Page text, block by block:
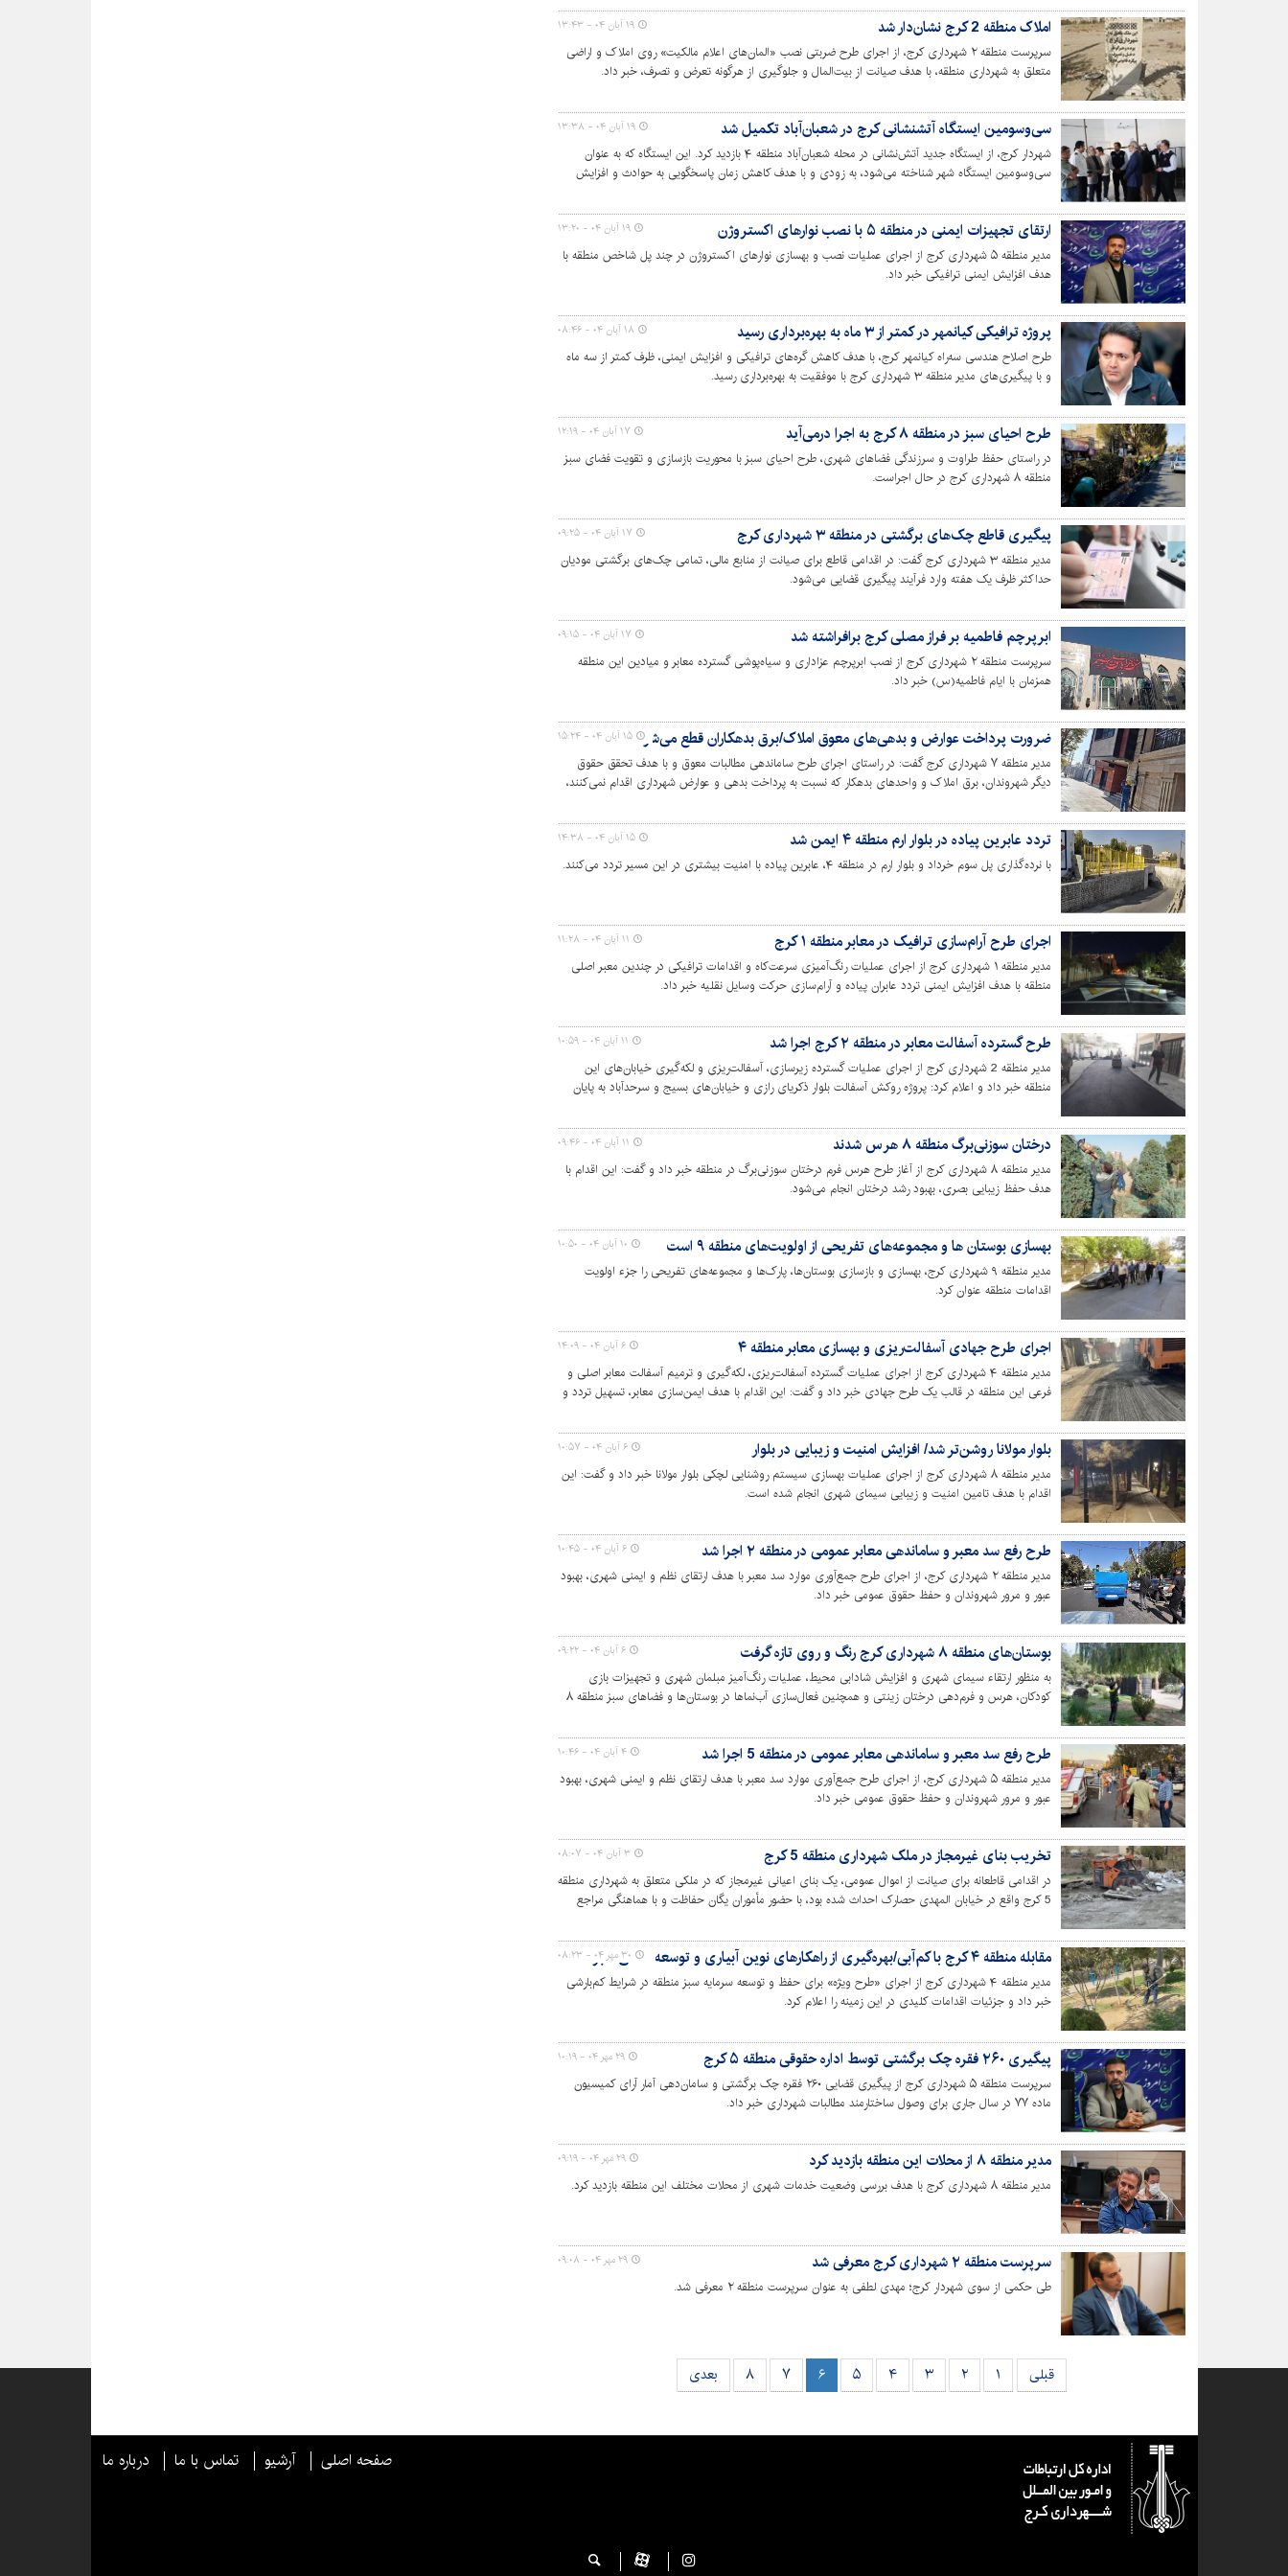
املاک منطقه 2 کرج نشان‌دار شد
سرپرست منطقه ۲ شهرداری کرج، از اجرای طرح ضربتی نصب «المان‌های اعلام مالکیت» روی املاک و اراضی
متعلق به شهرداری منطقه، با هدف صیانت از بیت‌المال و جلوگیری از هرگونه تعرض و تصرف، خبر داد.
۱۹ آبان ۰۴ - ۱۳:۴۳
سی‌وسومین ایستگاه آتشنشانی کرج در شعبان‌آباد تکمیل شد
شهردار کرج، از ایستگاه جدید آتش‌نشانی در محله شعبان‌آباد منطقه ۴ بازدید کرد. این ایستگاه که به عنوان
سی‌وسومین ایستگاه شهر شناخته می‌شود، به زودی و با هدف کاهش زمان پاسخگویی به حوادث و افزایش
۱۹ آبان ۰۴ - ۱۳:۳۸
ارتقای تجهیزات ایمنی در منطقه ۵ با نصب نوارهای اکستروژن
مدیر منطقه ۵ شهرداری کرج از اجرای عملیات نصب و بهسازی نوارهای اکستروژن در چند پل شاخص منطقه با
هدف افزایش ایمنی ترافیکی خبر داد.
۱۹ آبان ۰۴ - ۱۳:۲۰
پروژه ترافیکی کیانمهر در کمتر از ۳ ماه به بهره‌برداری رسید
طرح اصلاح هندسی سه‌راه کیانمهر کرج، با هدف کاهش گره‌های ترافیکی و افزایش ایمنی، ظرف کمتر از سه ماه
و با پیگیری‌های مدیر منطقه ۳ شهرداری کرج با موفقیت به بهره‌برداری رسید.
۱۸ آبان ۰۴ - ۰۸:۴۶
طرح احیای سبز در منطقه ۸ کرج به اجرا درمی‌آید
در راستای حفظ طراوت و سرزندگی فضاهای شهری، طرح احیای سبز با محوریت بازسازی و تقویت فضای سبز
منطقه ۸ شهرداری کرج در حال اجراست.
۱۷ آبان ۰۴ - ۱۲:۱۹
پیگیری قاطع چک‌های برگشتی در منطقه ۳ شهرداری کرج
مدیر منطقه ۳ شهرداری کرج گفت: در اقدامی قاطع برای صیانت از منابع مالی، تمامی چک‌های برگشتی مودیان
حداکثر ظرف یک هفته وارد فرآیند پیگیری قضایی می‌شود.
۱۷ آبان ۰۴ - ۰۹:۲۵
ابرپرچم فاطمیه بر فراز مصلی کرج برافراشته شد
سرپرست منطقه ۲ شهرداری کرج از نصب ابرپرچم عزاداری و سیاه‌پوشی گسترده معابر و میادین این منطقه
همزمان با ایام فاطمیه(س) خبر داد.
۱۷ آبان ۰۴ - ۰۹:۱۵
ضرورت پرداخت عوارض و بدهی‌های معوق املاک/برق بدهکاران قطع می‌شود
مدیر منطقه ۷ شهرداری کرج گفت: در راستای اجرای طرح ساماندهی مطالبات معوق و با هدف تحقق حقوق
دیگر شهروندان، برق املاک و واحدهای بدهکار که نسبت به پرداخت بدهی و عوارض شهرداری اقدام نمی‌کنند،
۱۵ آبان ۰۴ - ۱۵:۲۴
تردد عابرین پیاده در بلوار ارم منطقه ۴ ایمن شد
با نرده‌گذاری پل سوم خرداد و بلوار ارم در منطقه ۴، عابرین پیاده با امنیت بیشتری در این مسیر تردد می‌کنند.
۱۵ آبان ۰۴ - ۱۴:۳۸
اجرای طرح آرام‌سازی ترافیک در معابر منطقه ۱ کرج
مدیر منطقه ۱ شهرداری کرج از اجرای عملیات رنگ‌آمیزی سرعت‌کاه و اقدامات ترافیکی در چندین معبر اصلی
منطقه با هدف افزایش ایمنی تردد عابران پیاده و آرام‌سازی حرکت وسایل نقلیه خبر داد.
۱۱ آبان ۰۴ - ۱۱:۲۸
طرح گسترده آسفالت معابر در منطقه ۲ کرج اجرا شد
مدیر منطقه 2 شهرداری کرج از اجرای عملیات گسترده زیرسازی، آسفالت‌ریزی و لکه‌گیری خیابان‌های این
منطقه خبر داد و اعلام کرد: پروژه روکش آسفالت بلوار ذکریای رازی و خیابان‌های بسیج و سرحدآباد به پایان
۱۱ آبان ۰۴ - ۱۰:۵۹
درختان سوزنی‌برگ منطقه ۸ هرس شدند
مدیر منطقه ۸ شهرداری کرج از آغاز طرح هرس فرم درختان سوزنی‌برگ در منطقه خبر داد و گفت: این اقدام با
هدف حفظ زیبایی بصری، بهبود رشد درختان انجام می‌شود.
۱۱ آبان ۰۴ - ۰۹:۴۶
بهسازی بوستان ها و مجموعه‌های تفریحی از اولویت‌های منطقه ۹ است
مدیر منطقه ۹ شهرداری کرج، بهسازی و بازسازی بوستان‌ها، پارک‌ها و مجموعه‌های تفریحی را جزء اولویت‌
اقدامات منطقه عنوان کرد.
۱۰ آبان ۰۴ - ۱۰:۵۰
اجرای طرح جهادی آسفالت‌ریزی و بهسازی معابر منطقه ۴
مدیر منطقه ۴ شهرداری کرج از اجرای عملیات گسترده آسفالت‌ریزی، لکه‌گیری و ترمیم آسفالت معابر اصلی و
فرعی این منطقه در قالب یک طرح جهادی خبر داد و گفت: این اقدام با هدف ایمن‌سازی معابر، تسهیل تردد و
۶ آبان ۰۴ - ۱۴:۰۹
بلوار مولانا روشن‌تر شد/ افزایش امنیت و زیبایی در بلوار
مدیر منطقه ۸ شهرداری کرج از اجرای عملیات بهسازی سیستم روشنایی لچکی بلوار مولانا خبر داد و گفت: این
اقدام با هدف تامین امنیت و زیبایی سیمای شهری انجام شده است.
۶ آبان ۰۴ - ۱۰:۵۷
طرح رفع سد معبر و ساماندهی معابر عمومی در منطقه ۲ اجرا شد
مدیر منطقه ۲ شهرداری کرج، از اجرای طرح جمع‌آوری موارد سد معبر با هدف ارتقای نظم و ایمنی شهری، بهبود
عبور و مرور شهروندان و حفظ حقوق عمومی خبر داد.
۶ آبان ۰۴ - ۱۰:۴۵
بوستان‌های منطقه ۸ شهرداری کرج رنگ و روی تازه گرفت
به منظور ارتقاء سیمای شهری و افزایش شادابی محیط، عملیات رنگ‌آمیز مبلمان شهری و تجهیزات بازی
کودکان، هرس و فرم‌دهی درختان زینتی و همچنین فعال‌سازی آب‌نماها در بوستان‌ها و فضاهای سبز منطقه ۸
۶ آبان ۰۴ - ۰۹:۲۲
طرح رفع سد معبر و ساماندهی معابر عمومی در منطقه 5 اجرا شد
مدیر منطقه ۵ شهرداری کرج، از اجرای طرح جمع‌آوری موارد سد معبر با هدف ارتقای نظم و ایمنی شهری، بهبود
عبور و مرور شهروندان و حفظ حقوق عمومی خبر داد.
۴ آبان ۰۴ - ۱۰:۴۶
تخریب بنای غیرمجاز در ملک شهرداری منطقه 5 کرج
در اقدامی قاطعانه‌ برای صیانت از اموال عمومی، یک بنای اعیانی غیرمجاز که در ملکی متعلق به شهرداری منطقه
5 کرج واقع در خیابان المهدی حصارک احداث شده بود، با حضور مأموران یگان حفاظت و با هماهنگی مراجع
۳ آبان ۰۴ - ۰۸:۰۷
مقابله منطقه ۴ کرج با کم‌آبی/بهره‌گیری از راهکارهای نوین آبیاری و توسعه فضای سبز
مدیر منطقه ۴ شهرداری کرج از اجرای «طرح ویژه» برای حفظ و توسعه سرمایه سبز منطقه در شرایط کم‌بارشی
خبر داد و جزئیات اقدامات کلیدی در این زمینه را اعلام کرد.
۳۰ مهر ۰۴ - ۰۸:۲۳
پیگیری ۲۶۰ فقره چک برگشتی توسط اداره حقوقی منطقه ۵ کرج
سرپرست منطقه ۵ شهرداری کرج از پیگیری قضایی ۲۶۰ فقره چک برگشتی و سامان‌دهی آمار آرای کمیسیون
ماده ۷۷ در سال جاری برای وصول ساختارمند مطالبات شهرداری خبر داد.
۲۹ مهر ۰۴ - ۱۰:۱۹
مدیر منطقه ۸ از محلات این منطقه بازدید کرد
مدیر منطقه ۸ شهرداری کرج با هدف بررسی وضعیت خدمات شهری از محلات مختلف این منطقه بازدید کرد.
۲۹ مهر ۰۴ - ۰۹:۱۹
سرپرست منطقه ۲ شهرداری کرج معرفی شد
طی حکمی از سوی شهردار کرج؛ مهدی لطفی به عنوان سرپرست منطقه ۲ معرفی شد.
۲۹ مهر ۰۴ - ۰۹:۰۸
قبلی ۱ ۲ ۳ ۴ ۵ ۶ ۷ ۸ بعدی
صفحه اصلی آرشیو تماس با ما درباره ما